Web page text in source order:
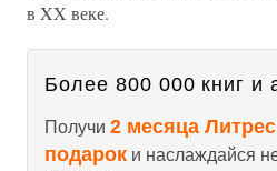
в XX веке.
Более 800 000 книг и
Получи 2 месяца
подарок и наслаждайся